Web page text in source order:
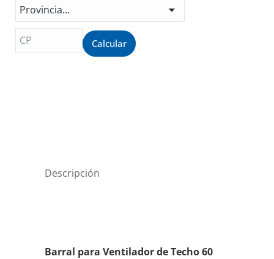
B60A
cantidad
Calcular
Descripción
Barral para Ventilador de Techo 60